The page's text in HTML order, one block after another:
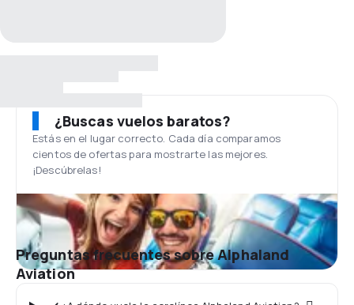
¿Buscas vuelos baratos?
Estás en el lugar correcto. Cada día comparamos
cientos de ofertas para mostrarte las mejores.
¡Descúbrelas!
Preguntas frecuentes sobre Alphaland
Aviation